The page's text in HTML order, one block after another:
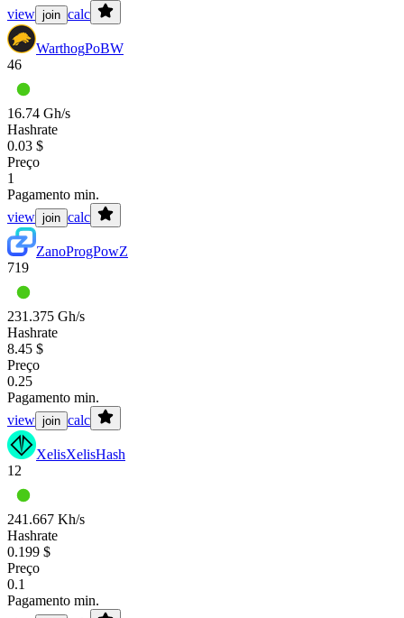
view join calc
WarthogPoBW
46
16.74 Gh/s
Hashrate
0.03 $
Preço
1
Pagamento min.
view join calc
ZanoProgPowZ
719
231.375 Gh/s
Hashrate
8.45 $
Preço
0.25
Pagamento min.
view join calc
XelisXelisHash
12
241.667 Kh/s
Hashrate
0.199 $
Preço
0.1
Pagamento min.